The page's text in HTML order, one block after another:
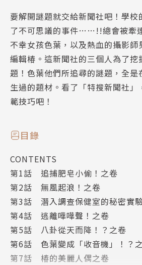
要解開謎題就交給新聞社吧！學校
了不可思議的事件……!!總會被牽
不幸女孩色葉，以及熱血的攝影
編輯椿。這新聞社的三個人為了挖
題！色葉他們所追尋的謎題，全是
生過的題材。看了「特搜新聞社」
範技巧吧！
目錄
CONTENTS
第1話 追捕肥皂小偷！之卷
第2話 無風起浪！之卷
第3話 潛入調查保健室的秘密實
第4話 逃離嘩嘩聲！之卷
第5話 八卦從天而降！？之卷
第6話 色葉變成「收音機」！？
第7話 椿的美麗人偶之卷